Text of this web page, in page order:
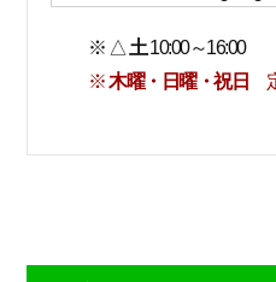
※ △ 土10:00～16:00
※木曜・日曜・祝日